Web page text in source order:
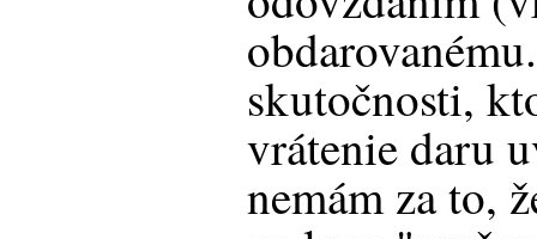
skutočnosti,
vrátenie daru
nemám za to,